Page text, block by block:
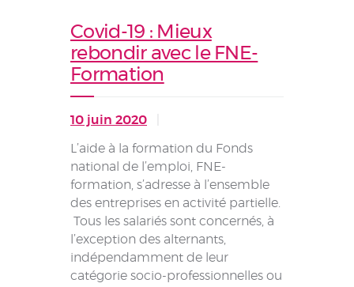
Covid-19 : Mieux
rebondir avec le FNE-
Formation
10 juin 2020
L’aide à la formation du Fonds
national de l’emploi, FNE-
formation, s’adresse à l’ensemble
des entreprises en activité partielle.
Tous les salariés sont concernés, à
l’exception des alternants,
indépendamment de leur
catégorie socio-professionnelles ou